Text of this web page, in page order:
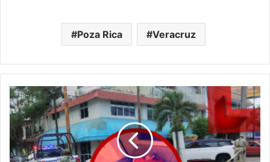
Poza Rica Veracruz
Permanece
en
el
SEMEFO
como
desconocido